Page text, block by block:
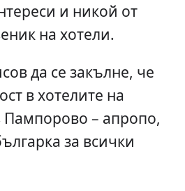
и никой от
на хотели.
да се закълне, че
в хотелите на
Пампорово – апропо,
за всички